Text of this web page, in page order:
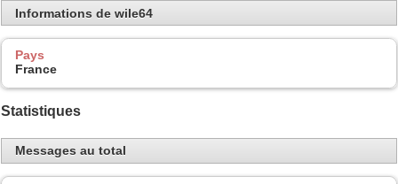
Informations de wile64
Pays
France
Statistiques
Messages au total